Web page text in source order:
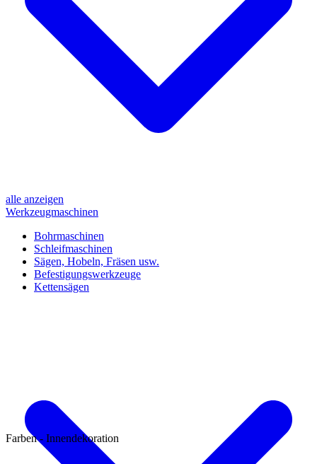
alle anzeigen
Werkzeugmaschinen
Bohrmaschinen
Schleifmaschinen
Sägen, Hobeln, Fräsen usw.
Befestigungswerkzeuge
Kettensägen
Farben - Innendekoration